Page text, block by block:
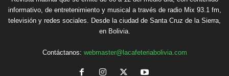
informativo, de entretenimiento y musical a través de radio Mix 93.1 fm,
televisión y redes sociales. Desde la ciudad de Santa Cruz de la Sierra,
en Bolivia.
Contáctanos: webmaster@lacafeteriabolivia.com